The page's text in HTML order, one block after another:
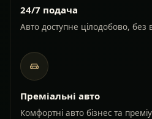
24/7 подача
Авто доступне цілодобово, без
Преміальні авто
Комфортні авто бізнес та